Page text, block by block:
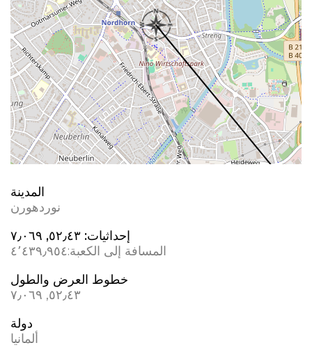
المدينة
نوردهورن
إحداثيات: ٥٢٫٤٣, ٧٫٠٦٩
المسافة إلى الكعبة:٤٬٤٣٩٫٩٥٤
خطوط العرض والطول
٥٢٫٤٣, ٧٫٠٦٩
دولة
ألمانيا